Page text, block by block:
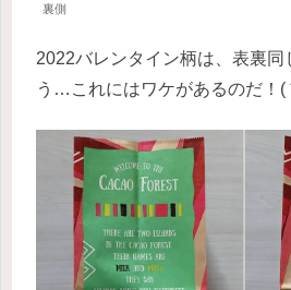
裏側
2022バレンタイン柄は、表裏同
う…これにはワケがあるのだ！(